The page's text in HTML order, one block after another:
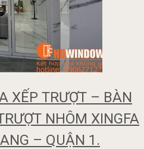
XẾP TRƯỢT – BÀN
NHÔM XINGFA
– QUẬN 1.